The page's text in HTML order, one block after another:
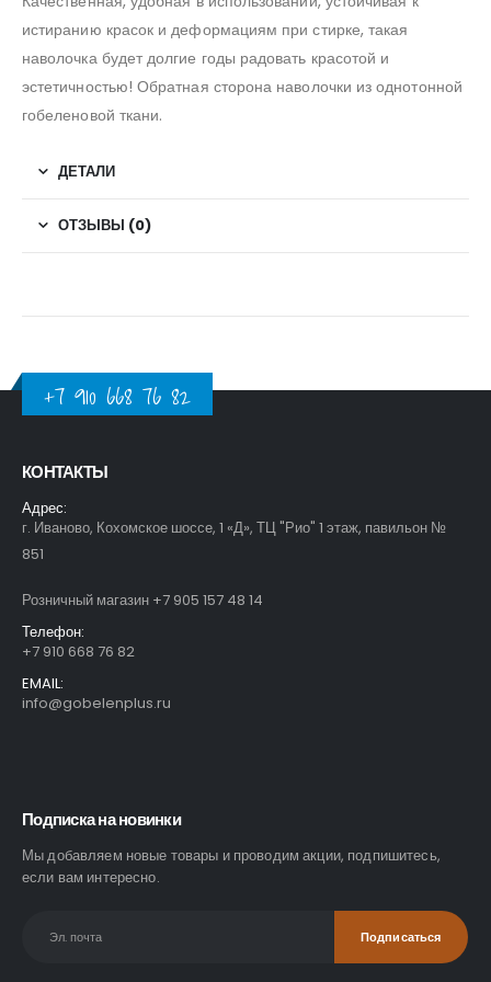
истиранию красок и деформациям при стирке, такая
наволочка будет долгие годы радовать красотой и
эстетичностью! Обратная сторона наволочки из однотонной
гобеленовой ткани.
ДЕТАЛИ
ОТЗЫВЫ (0)
+7 910 668 76 82
КОНТАКТЫ
Адрес:
г. Иваново, Кохомское шоссе, 1 «Д», ТЦ "Рио" 1 этаж, павильон №
851
Розничный магазин +7 905 157 48 14
Телефон:
+7 910 668 76 82
EMAIL:
info@gobelenplus.ru
Подписка на новинки
Мы добавляем новые товары и проводим акции, подпишитесь,
если вам интересно.